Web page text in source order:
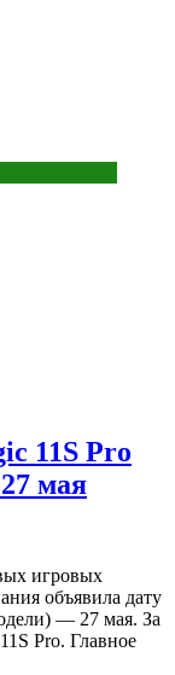
11S Pro
мая
игровых
объявила дату
— 27 мая. За
Pro. Главное